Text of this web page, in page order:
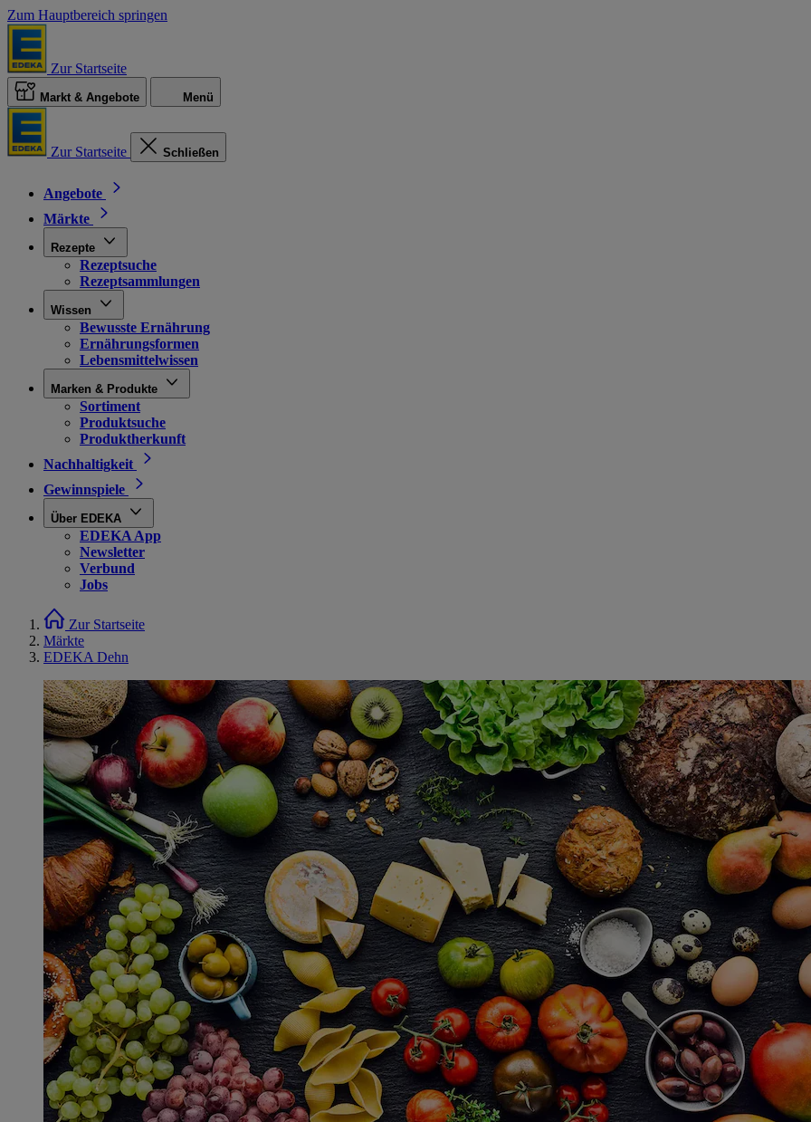
Zum Hauptbereich springen
Zur Startseite
Markt & Angebote Menü
Zur Startseite Schließen
Angebote
Märkte
Rezepte
Rezeptsuche
Rezeptsammlungen
Wissen
Bewusste Ernährung
Ernährungsformen
Lebensmittelwissen
Marken & Produkte
Sortiment
Produktsuche
Produktherkunft
Nachhaltigkeit
Gewinnspiele
Über EDEKA
EDEKA App
Newsletter
Verbund
Jobs
Zur Startseite
Märkte
EDEKA Dehn